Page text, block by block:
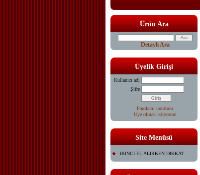
Ürün Ara
Detaylı Ara
Üyelik Girişi
Kullanıcı adı
Şifre
Parolamı unuttum
Üye olmak istiyorum
Site Menüsü
İKİNCİ EL ALIRKEN DİKKAT